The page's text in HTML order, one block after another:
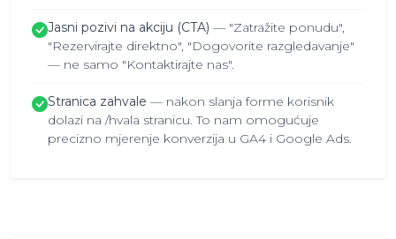
Jasni pozivi na akciju (CTA) — "Zatražite ponudu",
"Rezervirajte direktno", "Dogovorite razgledavanje"
— ne samo "Kontaktirajte nas".
Stranica zahvale — nakon slanja forme korisnik
dolazi na /hvala stranicu. To nam omogućuje
precizno mjerenje konverzija u GA4 i Google Ads.